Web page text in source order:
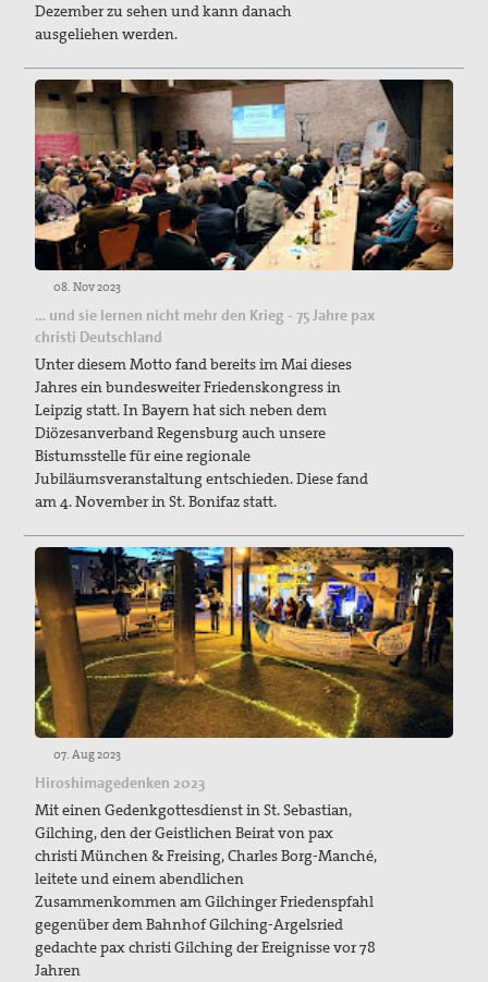
Dezember zu sehen und kann danach
ausgeliehen werden.
08. Nov 2023
… und sie lernen nicht mehr den Krieg - 75 Jahre pax
christi Deutschland
Unter diesem Motto fand bereits im Mai dieses
Jahres ein bundesweiter Friedenskongress in
Leipzig statt. In Bayern hat sich neben dem
Diözesanverband Regensburg auch unsere
Bistumsstelle für eine regionale
Jubiläumsveranstaltung entschieden. Diese fand
am 4. November in St. Bonifaz statt.
07. Aug 2023
Hiroshimagedenken 2023
Mit einen Gedenkgottesdienst in St. Sebastian,
Gilching, den der Geistlichen Beirat von pax
christi München & Freising, Charles Borg-Manché,
leitete und einem abendlichen
Zusammenkommen am Gilchinger Friedenspfahl
gegenüber dem Bahnhof Gilching-Argelsried
gedachte pax christi Gilching der Ereignisse vor 78
Jahren